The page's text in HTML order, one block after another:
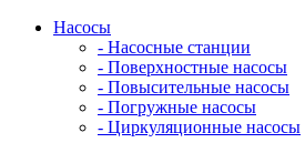
Насосы
- Насосные станции
- Поверхностные насосы
- Повысительные насосы
- Погружные насосы
- Циркуляционные насосы